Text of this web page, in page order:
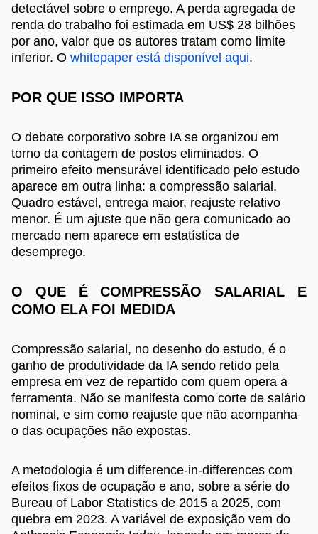
detectável sobre o emprego. A perda agregada de
renda do trabalho foi estimada em US$ 28 bilhões
por ano, valor que os autores tratam como limite
inferior. O whitepaper está disponível aqui.
POR QUE ISSO IMPORTA
O debate corporativo sobre IA se organizou em
torno da contagem de postos eliminados. O
primeiro efeito mensurável identificado pelo estudo
aparece em outra linha: a compressão salarial.
Quadro estável, entrega maior, reajuste relativo
menor. É um ajuste que não gera comunicado ao
mercado nem aparece em estatística de
desemprego.
O QUE É COMPRESSÃO SALARIAL E
COMO ELA FOI MEDIDA
Compressão salarial, no desenho do estudo, é o
ganho de produtividade da IA sendo retido pela
empresa em vez de repartido com quem opera a
ferramenta. Não se manifesta como corte de salário
nominal, e sim como reajuste que não acompanha
o das ocupações não expostas.
A metodologia é um difference-in-differences com
efeitos fixos de ocupação e ano, sobre a série do
Bureau of Labor Statistics de 2015 a 2025, com
quebra em 2023. A variável de exposição vem do